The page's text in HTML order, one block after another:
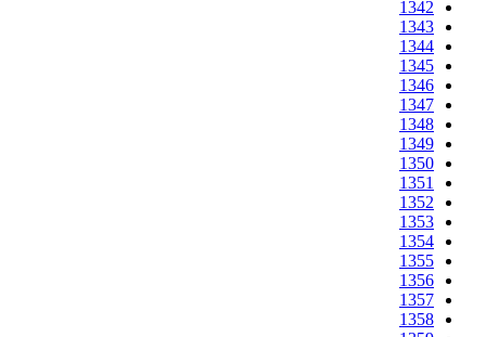
1342
1343
1344
1345
1346
1347
1348
1349
1350
1351
1352
1353
1354
1355
1356
1357
1358